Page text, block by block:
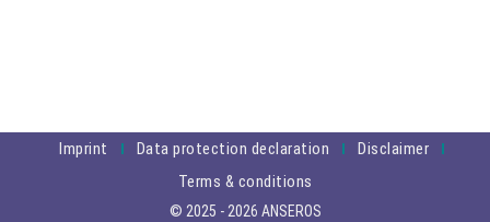
Imprint Data protection declaration
Disclaimer
Terms & conditions
© 2025 - 2026 ANSEROS